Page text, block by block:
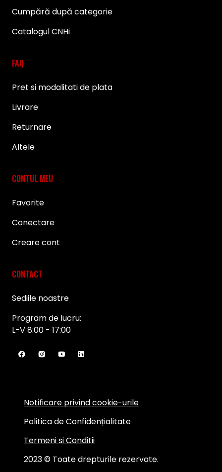
Cumpără după categorie
Catalogul CNHi
FAQ
Pret si modalitati de plata
Livrare
Returnare
Altele
CONTUL MEU
Favorite
Conectare
Creare cont
CONTACT
Sediile noastre
Program de lucru:
L-V 8:00 - 17:00
2023 © Toate drepturile rezervate.
Notificare privind cookie-urile
Politica de Confidențialitate
Termeni si Conditii